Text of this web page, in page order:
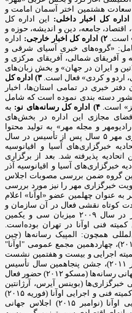
سعادت هشتمین اختر آسمان امامت و
این اداره کل
جامعه، دین و اندیشه، حوزه و
است.۲) اداره کل اخبار خارجی:
اداره
«گروه‌های خبری آسیای شرقی و
و آفریقای شمالی، آفریقای مرکزی و
و ایران در جهان» و بخش زبان‌های
اردو و کردی» فعال است. ۳) اداره کل
دفتر خبری در تمامی استان‌ها، اخبار
سطح کشور دسته بندی نموده است که شامل
است.۴) اداره کل رسانه‌های نو:
به
مجازی این اداره در بخش‌های
و مجله مهر» به تولید محتوا
می‌پردازد. فعالیت‌های بین المللی خبرگزاری مهر ۵ سال پس از تأسیس در سال
خبرگزاری‌های آسیا و اقیانوسیه
پذیرفته شد. بعد از برگزاری
خبرگزاری‌های آسیا و اقیانوسیه آذر
اعضای این گروه ضمن بررسی مصوبات اجلاس
عضویت خبرگزاری مهر را نیز مورد بررسی
به عنوان چهلمین عضو «اوآنا» اعلام
کوتاه نقشی فعال در آن سازمان و
عرصه بین الملل ایفا کند. خبرگزاری مهر در سال ۲۰۰۹ میزبان سی و یکمین
فنی اوآنا در تهران بوده‌است.
همچون: المپیک رسانه‌ها (چین
۲۰۰۹)، نشست سران اوآنا (کره جنوبی ۲۰۱۰)، چهاردهمین مجمع عمومی "اوآنا"
کمیته اجرایی و بیست و هفتمین نشست
گروه فنی خبری اوآنا (مغولستان، اولانباتور ۲۰۱۱)، جشن پنجاهمین سال تأسیس
اوآنا (بانکوک، تایلند ۲۰۱۲) دومین اجلاس جهانی رسانه‌ها (مسکو ۲۰۱۲) حضور فعال
(بوینس آیرس، آرژانتین
۲۰۱۰) بوده است. سی و هشتمین اجلاس کمیته فنی و اجرایی اوآنا (فوریه ۲۰۱۵)
سی و نهمین اجلاس کمیته فنی و اجرایی اوآنا (نوامبر ۲۰۱۵) اجلاس جهانی